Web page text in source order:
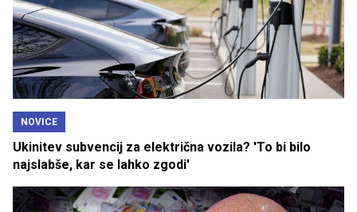
NOVICE
Ukinitev subvencij za električna vozila? 'To bi bilo
najslabše, kar se lahko zgodi'